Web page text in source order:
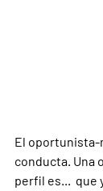
El oportunista-
conducta. Una
perfil es...  que